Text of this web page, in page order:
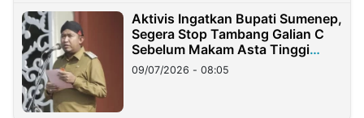
Aktivis Ingatkan Bupati Sumenep,
Segera Stop Tambang Galian C
Sebelum Makam Asta Tinggi
Longsor
09/07/2026 - 08:05